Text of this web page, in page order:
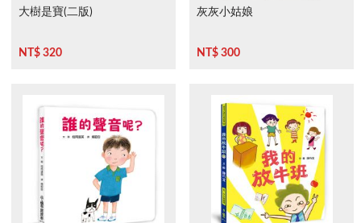
大樹是寶(二版)
NT$ 320
灰灰小姑娘
NT$ 300